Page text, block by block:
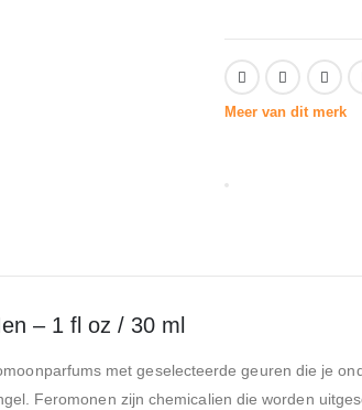
Meer van dit merk
– 1 fl oz / 30 ml
met geselecteerde geuren die je
Feromonen zijn chemicalien die worden